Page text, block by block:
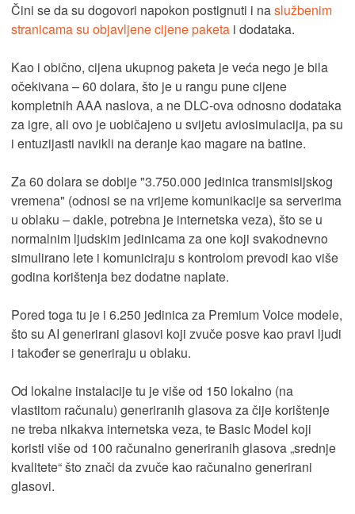
Čini se da su dogovori napokon postignuti i naslužbenim
stranicama su objavljene cijene paketa i dodataka.
Kao i obično, cijena ukupnog paketa je veća nego je bila
očekivana – 60 dolara, što je u rangu pune cijene
kompletnih AAA naslova, a ne DLC-ova odnosno dodataka
za igre, ali ovo je uobičajeno u svijetu aviosimulacija, pa su
i entuzijasti navikli na deranje kao magare na batine.
Za 60 dolara se dobije "3.750.000 jedinica transmisijskog
vremena" (odnosi se na vrijeme komunikacije sa serverima
u oblaku – dakle, potrebna je internetska veza), što se u
normalnim ljudskim jedinicama za one koji svakodnevno
simulirano lete i komuniciraju s kontrolom prevodi kao više
godina korištenja bez dodatne naplate.
Pored toga tu je i 6.250 jedinica za Premium Voice modele,
što su AI generirani glasovi koji zvuče posve kao pravi ljudi
i također se generiraju u oblaku.
Od lokalne instalacije tu je više od 150 lokalno (na
vlastitom računalu) generiranih glasova za čije korištenje
ne treba nikakva internetska veza, te Basic Model koji
koristi više od 100 računalno generiranih glasova „srednje
kvalitete“ što znači da zvuče kao računalno generirani
glasovi.